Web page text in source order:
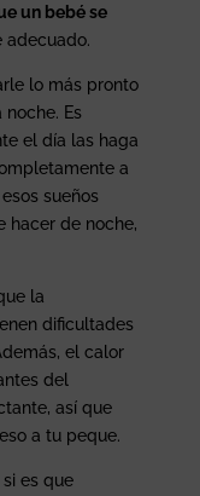
un bebé se
adecuado.
lo más pronto
Es
el día las haga
a
sueños
hacer de noche,
la
dificultades
el calor
del
así que
a tu peque.
es que